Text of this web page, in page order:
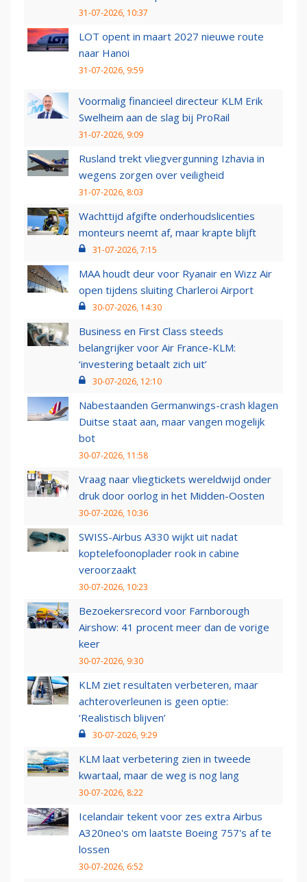
31-07-2026, 10:37
LOT opent in maart 2027 nieuwe route
naar Hanoi
31-07-2026, 9:59
Voormalig financieel directeur KLM Erik
Swelheim aan de slag bij ProRail
31-07-2026, 9:09
Rusland trekt vliegvergunning Izhavia in
wegens zorgen over veiligheid
31-07-2026, 8:03
Wachttijd afgifte onderhoudslicenties
monteurs neemt af, maar krapte blijft
31-07-2026, 7:15
MAA houdt deur voor Ryanair en Wizz Air
open tijdens sluiting Charleroi Airport
30-07-2026, 14:30
Business en First Class steeds
belangrijker voor Air France-KLM:
‘investering betaalt zich uit’
30-07-2026, 12:10
Nabestaanden Germanwings-crash klagen
Duitse staat aan, maar vangen mogelijk
bot
30-07-2026, 11:58
Vraag naar vliegtickets wereldwijd onder
druk door oorlog in het Midden-Oosten
30-07-2026, 10:36
SWISS-Airbus A330 wijkt uit nadat
koptelefoonoplader rook in cabine
veroorzaakt
30-07-2026, 10:23
Bezoekersrecord voor Farnborough
Airshow: 41 procent meer dan de vorige
keer
30-07-2026, 9:30
KLM ziet resultaten verbeteren, maar
achteroverleunen is geen optie:
‘Realistisch blijven’
30-07-2026, 9:29
KLM laat verbetering zien in tweede
kwartaal, maar de weg is nog lang
30-07-2026, 8:22
Icelandair tekent voor zes extra Airbus
A320neo's om laatste Boeing 757's af te
lossen
30-07-2026, 6:52